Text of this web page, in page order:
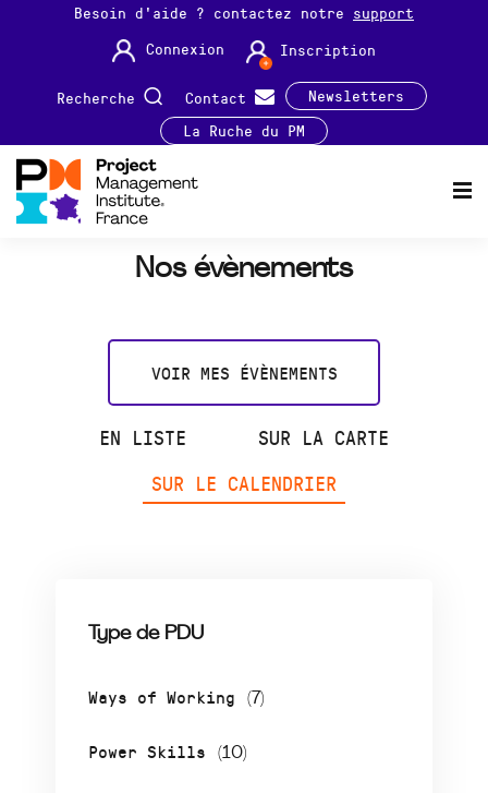
Besoin d'aide ? contactez notre support
Connexion
Inscription
Recherche Contact
Newsletters
La Ruche du PM
Nos évènements
VOIR MES ÉVÈNEMENTS
EN LISTE
SUR LA CARTE
SUR LE CALENDRIER
Type de PDU
Ways of Working (7)
Power Skills (10)